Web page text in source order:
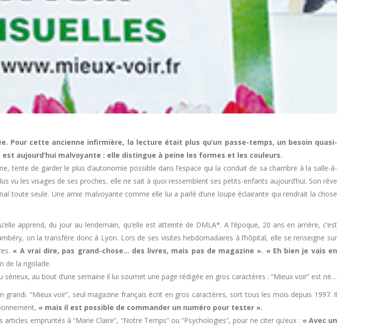
Pour cette ancienne infirmière, la lecture était plus qu’un passe-temps, un besoin quasi-
aujourd’hui malvoyante : elle distingue à peine les formes et les couleurs.
tente de garder le plus d’autonomie possible dans l’espace qui la conduit de sa chambre à la salle-à-
vu les visages de ses proches, elle ne sait à quoi ressemblent ses petits-enfants aujourd’hui. Son rêve
toute seule. Une amie malvoyante comme elle lui a parlé d’une loupe éclairante qui rendrait la chose
apprend, du jour au lendemain, qu’elle est atteinte de DMLA*. A l’époque, 20 ans en arrière, c’est
on la transfère donc à Lyon. Lors de ses visites hebdomadaires à l’hôpital, elle se renseigne sur
« A vrai dire, pas grand-chose… des livres, mais pas de magazine ». « Eh bien je vais en
de la rigolade.
sérieux, au bout d’une semaine il lui soumet une page rédigée en gros caractères : “Mieux voir” est né…
grandi. “Mieux voir”, seul magazine français écrit en gros caractères, sort tous les mois depuis 1997. Il
« mais il est possible de commander un numéro pour tester ».
empruntés à “Marie Claire”, “Notre Temps” ou “Psychologies”, pour ne citer qu’eux : « Avec un